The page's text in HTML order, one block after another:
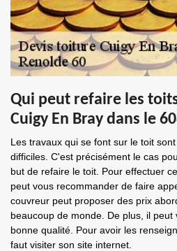
Qui peut refaire les
Cuigy En Bray dans le
Les travaux qui se font sur le toit
difficiles. C'est précisément le cas
but de refaire le toit. Pour effectuer
peut vous recommander de faire
couvreur peut proposer des prix
beaucoup de monde. De plus, il
bonne qualité. Pour avoir les
faut visiter son site internet.